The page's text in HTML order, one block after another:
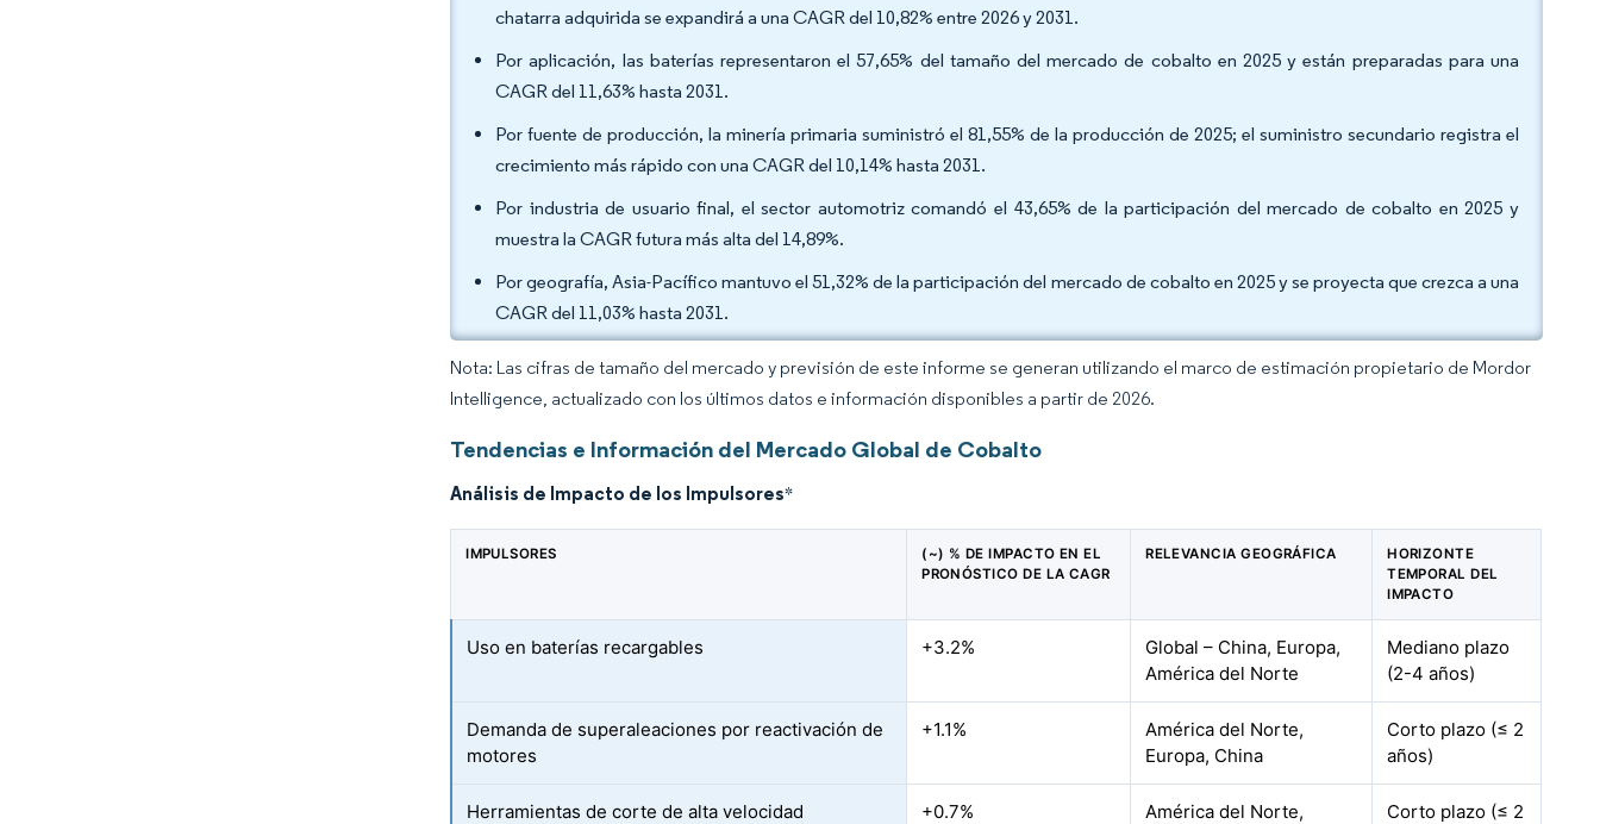
chatarra adquirida se expandirá a una CAGR del 10,82% entre 2026 y 2031.
Por aplicación, las baterías representaron el 57,65% del tamaño del mercado de cobalto en 2025 y están preparadas para una
CAGR del 11,63% hasta 2031.
Por fuente de producción, la minería primaria suministró el 81,55% de la producción de 2025; el suministro secundario registra el
crecimiento más rápido con una CAGR del 10,14% hasta 2031.
Por industria de usuario final, el sector automotriz comandó el 43,65% de la participación del mercado de cobalto en 2025 y
muestra la CAGR futura más alta del 14,89%.
Por geografía, Asia-Pacífico mantuvo el 51,32% de la participación del mercado de cobalto en 2025 y se proyecta que crezca a una
CAGR del 11,03% hasta 2031.
Nota: Las cifras de tamaño del mercado y previsión de este informe se generan utilizando el marco de estimación propietario de Mordor
Intelligence, actualizado con los últimos datos e información disponibles a partir de 2026.
Tendencias e Información del Mercado Global de Cobalto
Análisis de Impacto de los Impulsores*
IMPULSORES
(~) % DE IMPACTO EN EL
PRONÓSTICO DE LA CAGR
RELEVANCIA GEOGRÁFICA
HORIZONTE
TEMPORAL DEL
IMPACTO
Uso en baterías recargables +3.2%
Global – China, Europa,
América del Norte
Mediano plazo
(2-4 años)
Demanda de superaleaciones por reactivación de
motores
+1.1%
América del Norte,
Europa, China
Corto plazo (≤ 2
años)
Herramientas de corte de alta velocidad +0.7%
América del Norte,
Corto plazo (≤ 2